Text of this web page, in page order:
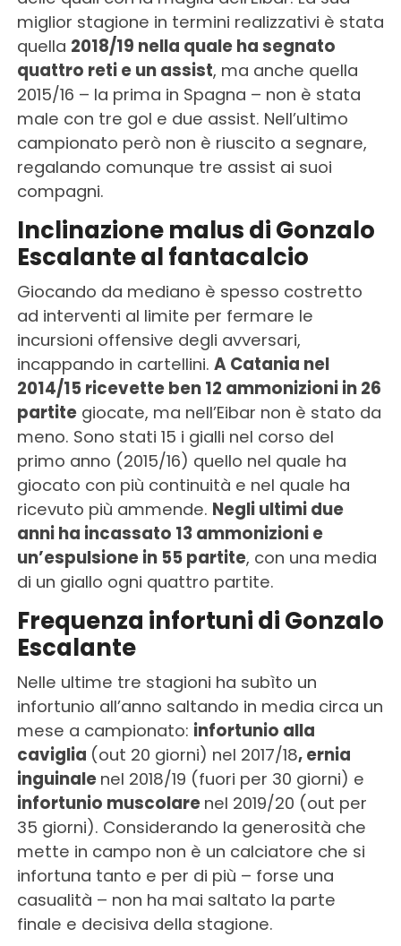
miglior stagione in termini realizzativi è stata
quella 2018/19 nella quale ha segnato
quattro reti e un assist, ma anche quella
2015/16 – la prima in Spagna – non è stata
male con tre gol e due assist. Nell’ultimo
campionato però non è riuscito a segnare,
regalando comunque tre assist ai suoi
compagni.
Inclinazione malus di Gonzalo
Escalante al fantacalcio
Giocando da mediano è spesso costretto
ad interventi al limite per fermare le
incursioni offensive degli avversari,
incappando in cartellini. A Catania nel
2014/15 ricevette ben 12 ammonizioni in 26
partitegiocate, ma nell’Eibar non è stato da
meno. Sono stati 15 i gialli nel corso del
primo anno (2015/16) quello nel quale ha
giocato con più continuità e nel quale ha
ricevuto più ammende. Negli ultimi due
anni ha incassato 13 ammonizioni e
un’espulsione in 55 partite, con una media
di un giallo ogni quattro partite.
Frequenza infortuni di Gonzalo
Escalante
Nelle ultime tre stagioni ha subìto un
infortunio all’anno saltando in media circa un
mese a campionato: infortunio alla
caviglia (out 20 giorni) nel 2017/18, ernia
inguinale nel 2018/19 (fuori per 30 giorni) e
infortunio muscolare nel 2019/20 (out per
35 giorni). Considerando la generosità che
mette in campo non è un calciatore che si
infortuna tanto e per di più – forse una
casualità – non ha mai saltato la parte
finale e decisiva della stagione.